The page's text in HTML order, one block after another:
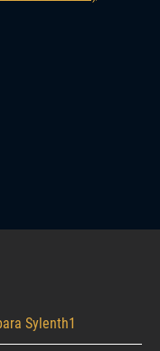
Sylenth1